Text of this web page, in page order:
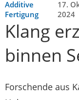
Additive
Fertigung
17.
2024
Klang
binnen
Forschende aus